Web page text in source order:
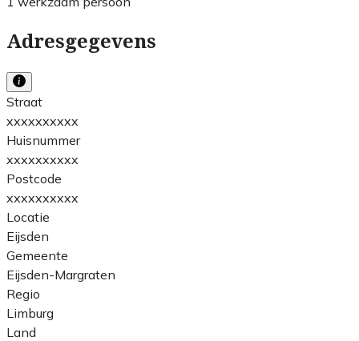
Adresgegevens
Straat
xxxxxxxxxx
Huisnummer
xxxxxxxxxx
Postcode
xxxxxxxxxx
Locatie
Eijsden
Gemeente
Eijsden-Margraten
Regio
Limburg
Land